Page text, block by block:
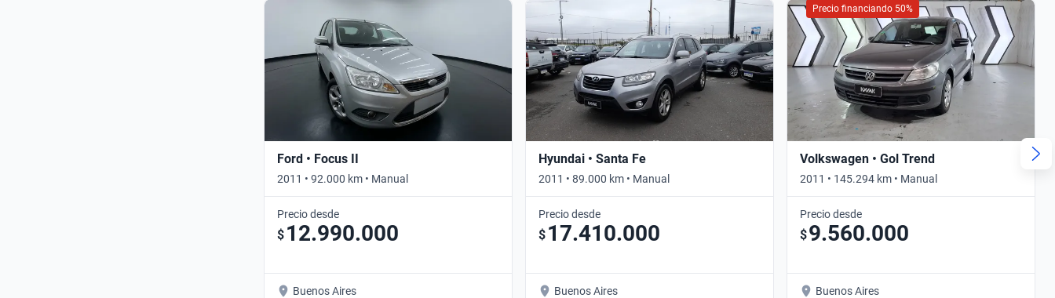
Ford • Focus II
2011 • 92.000 km • Manual
Precio desde
$ 12.990.000
Buenos Aires
Hyundai • Santa Fe
2011 • 89.000 km • Manual
Precio desde
$ 17.410.000
Buenos Aires
Precio financiando 50%
Volkswagen • Gol Trend
2011 • 145.294 km • Manual
Precio desde
$9.560.000
Buenos Aires